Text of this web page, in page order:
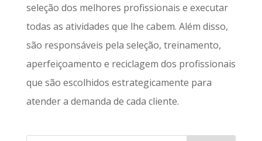
seleção dos melhores profissionais e executar
todas as atividades que lhe cabem. Além disso,
são responsáveis pela seleção, treinamento,
aperfeiçoamento e reciclagem dos profissionais
que são escolhidos estrategicamente para
atender a demanda de cada cliente.